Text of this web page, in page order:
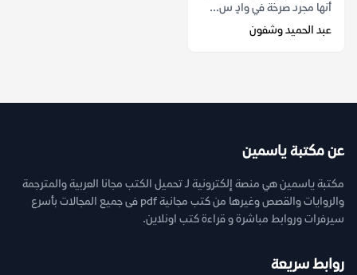
أنها مجرد صرخة في وادٍ س...
عبد الحميد وشفون
عن مكتبة ياسمين
مكتبة ياسمين هي منصة إلكترونية لـ تحميل الكتب مجانا العربية والمترجمة
والروايات والقصص وغيرها من كتب مجانية pdf فى جميع المجالات بأسرع
سيرفرات وروابط مباشرة و قراءة كتب اونلاين.
روابط سريعة